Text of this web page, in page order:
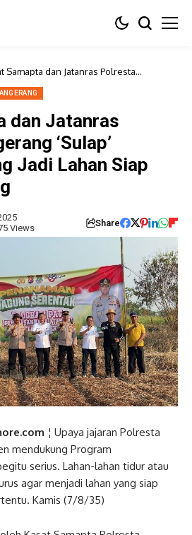
Samapta dan Jatanras Polresta
Tanam Jagung
dan Jatanras
‘Sulap’
Jadi Lahan Siap
Views Share
¦ Upaya jajaran Polresta
mendukung Program
serius. Lahan-lahan tidur atau
agar menjadi lahan yang siap
Kamis (7/8/35)